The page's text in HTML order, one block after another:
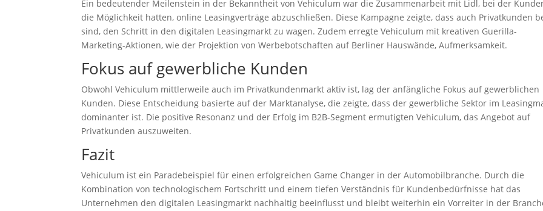
Ein bedeutender Meilenstein in der Bekanntheit von Vehiculum war die Zusammenarbeit mit Lidl, bei der
die Möglichkeit hatten, online Leasingverträge abzuschließen. Diese Kampagne zeigte, dass auch Privatkunden
sind, den Schritt in den digitalen Leasingmarkt zu wagen. Zudem erregte Vehiculum mit kreativen Guerilla-
Marketing-Aktionen, wie der Projektion von Werbebotschaften auf Berliner Hauswände, Aufmerksamkeit.
Fokus auf gewerbliche Kunden
Obwohl Vehiculum mittlerweile auch im Privatkundenmarkt aktiv ist, lag der anfängliche Fokus auf gewerblichen
Kunden. Diese Entscheidung basierte auf der Marktanalyse, die zeigte, dass der gewerbliche Sektor im
dominanter ist. Die positive Resonanz und der Erfolg im B2B-Segment ermutigten Vehiculum, das Angebot auf
Privatkunden auszuweiten.
Fazit
Vehiculum ist ein Paradebeispiel für einen erfolgreichen Game Changer in der Automobilbranche. Durch die
Kombination von technologischem Fortschritt und einem tiefen Verständnis für Kundenbedürfnisse hat das
Unternehmen den digitalen Leasingmarkt nachhaltig beeinflusst und bleibt weiterhin ein Vorreiter in der